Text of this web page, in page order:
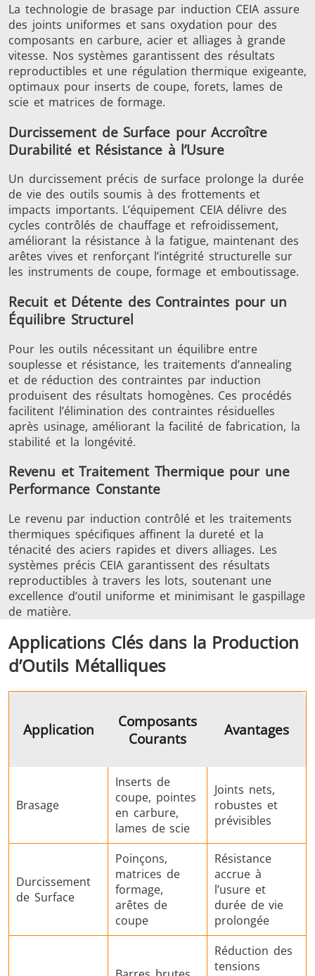
Série SH
Têtes de
chauffe
Aérospatiale Automobile
données
Énergie verte Fil et câble
Outils
Semi-
Tube et
La technologie de brasage par induction CEIA assure
des joints uniformes et sans oxydation pour des
composants en carbure, acier et alliages à grande
vitesse. Nos systèmes garantissent des résultats
reproductibles et une régulation thermique exigeante,
optimaux pour inserts de coupe, forets, lames de
scie et matrices de formage.
Durcissement de Surface pour Accroître
Durabilité et Résistance à l’Usure
Un durcissement précis de surface prolonge la durée
de vie des outils soumis à des frottements et
impacts importants. L’équipement CEIA délivre des
cycles contrôlés de chauffage et refroidissement,
améliorant la résistance à la fatigue, maintenant des
arêtes vives et renforçant l’intégrité structurelle sur
les instruments de coupe, formage et emboutissage.
Recuit et Détente des Contraintes pour un
Équilibre Structurel
Pour les outils nécessitant un équilibre entre
souplesse et résistance, les traitements d’annealing
et de réduction des contraintes par induction
produisent des résultats homogènes. Ces procédés
facilitent l’élimination des contraintes résiduelles
après usinage, améliorant la facilité de fabrication, la
stabilité et la longévité.
Revenu et Traitement Thermique pour une
Performance Constante
Le revenu par induction contrôlé et les traitements
thermiques spécifiques affinent la dureté et la
ténacité des aciers rapides et divers alliages. Les
systèmes précis CEIA garantissent des résultats
reproductibles à travers les lots, soutenant une
excellence d’outil uniforme et minimisant le gaspillage
de matière.
Applications Clés dans la Production
d’Outils Métalliques
Application
Composants
Courants
Avantages
Brasage
Inserts de
coupe, pointes
en carbure,
lames de scie
Joints nets,
robustes et
prévisibles
Durcissement
de Surface
Poinçons,
matrices de
formage,
arêtes de
coupe
Résistance
accrue à
l’usure et
durée de vie
prolongée
Réduction des
tensions